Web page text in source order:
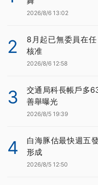
2026/8/6 13:02
2
8月起已無委員在
核准
2026/8/6 12:58
3
交通局科長帳戶多
善舉曝光
2026/8/5 19:39
4
白海豚估最快週五
形成
2026/8/5 12:50